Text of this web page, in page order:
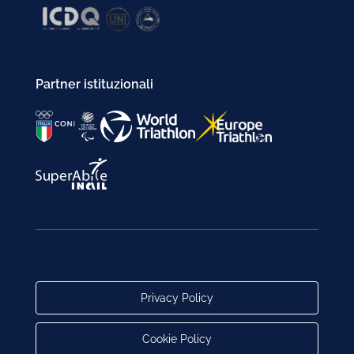
Partner istituzionali
Privacy Policy
Cookie Policy